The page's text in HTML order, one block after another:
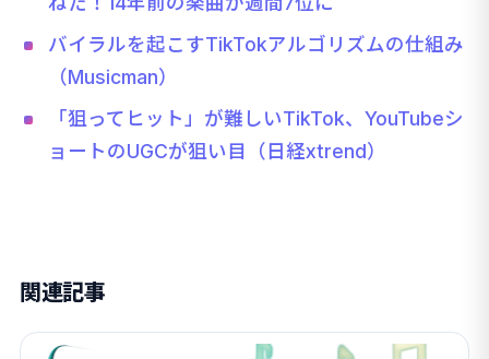
バイラルを起こすTikTokアルゴリズムの仕組み
（Musicman）
「狙ってヒット」が難しいTikTok、YouTubeシ
ョートのUGCが狙い目（日経xtrend）
関連記事